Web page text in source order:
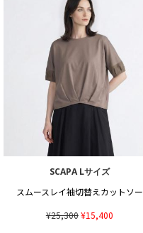
SCAPA Lサイズ
スムースレイ袖切替えカットソー
¥25,300¥15,400